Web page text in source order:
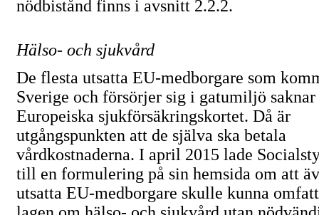
nödbistånd finns i avsnitt 2.2.2.
Hälso- och sjukvård
De flesta utsatta EU-medborgare som
Sverige och försörjer sig i gatumiljö saknar
Europeiska sjukförsäkringskortet. Då är
utgångspunkten att de själva ska betala
vårdkostnaderna. I april 2015 lade
till en formulering på sin hemsida om att
utsatta EU-medborgare skulle kunna